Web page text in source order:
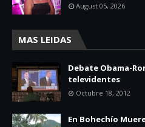
August 05, 2026
MAS LEIDAS
Debate Obama-
televidentes
Octubre 18, 2012
En Bohechío